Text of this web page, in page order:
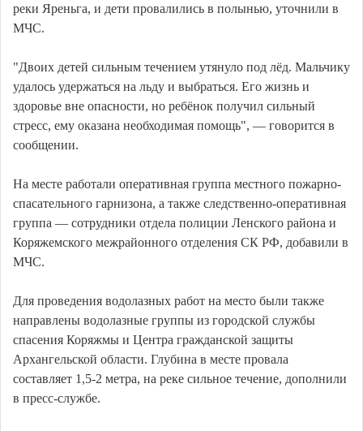
реки Яреньга, и дети провалились в полынью, уточнили в
МЧС.
"Двоих детей сильным течением утянуло под лёд. Мальчику
удалось удержаться на льду и выбраться. Его жизнь и
здоровье вне опасности, но ребёнок получил сильный
стресс, ему оказана необходимая помощь", — говорится в
сообщении.
На месте работали оперативная группа местного пожарно-
спасательного гарнизона, а также следственно-оперативная
группа — сотрудники отдела полиции Ленского района и
Коряжемского межрайонного отделения СК РФ, добавили в
МЧС.
Для проведения водолазных работ на место были также
направлены водолазные группы из городской службы
спасения Коряжмы и Центра гражданской защиты
Архангельской области. Глубина в месте провала
составляет 1,5-2 метра, на реке сильное течение, дополнили
в пресс-службе.